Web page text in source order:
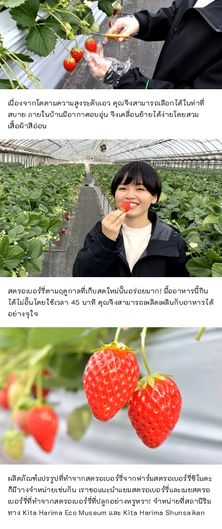
เนื่องจากโตตามความสูงระดับเอว คุณจึงสามารถเลือกได้ในท่าที่
สบาย ภายในบ้านมีอากาศอบอุ่น จึงเคลื่อนย้ายได้ง่ายโดยสวม
เสื้อผ้าสีอ่อน
สตรอเบอร์รี่ตามฤดูกาลที่เก็บสดใหม่นั้นอร่อยมาก! มื้ออาหารนี้กิน
ได้ไม่อั้นโดยใช้เวลา 45 นาที คุณจึงสามารถเพลิดเพลินกับอาหารได้
อย่างจุใจ
ผลิตภัณฑ์แปรรูปที่ทำจากสตรอเบอร์รี่จากฟาร์มสตรอเบอร์รี่ชิโนดะ
ก็มีวางจำหน่ายเช่นกัน เราขอแนะนำแยมสตรอเบอร์รี่และเนยสตรอ
เบอร์รี่ที่ทำจากสตรอเบอร์รี่ที่ปลูกอย่างหรูหรา! จำหน่ายที่สถานีริม
ทาง Kita Harima Eco Museum และ Kita Harima Shunsaikan